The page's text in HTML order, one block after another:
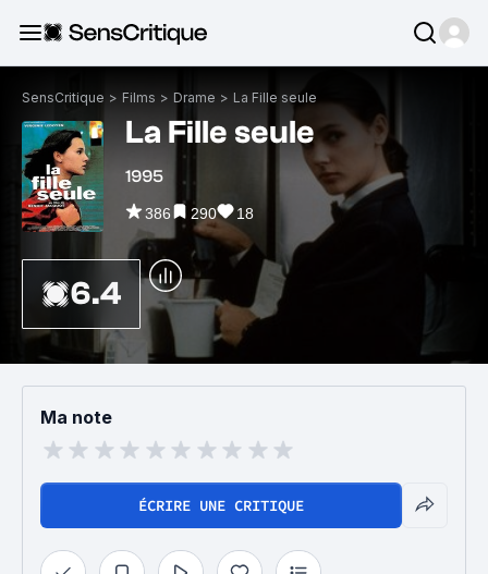
SensCritique > Films > Drame > La Fille seule
La Fille seule
1995
386 290 18
6.4
Ma note
ÉCRIRE UNE CRITIQUE